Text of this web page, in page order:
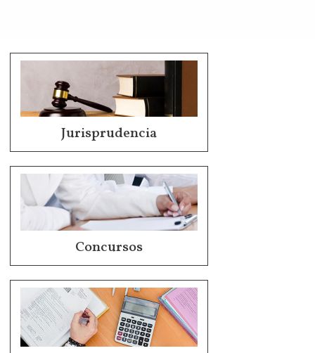
Jurisprudencia
Concursos